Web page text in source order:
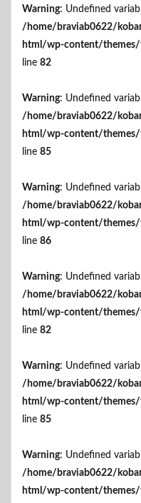
Warning: Undefined
/home/braviab0622/
html/wp-content/
line 82
Warning: Undefined
/home/braviab0622/
html/wp-content/
line 85
Warning: Undefined
/home/braviab0622/
html/wp-content/
line 86
Warning: Undefined
/home/braviab0622/
html/wp-content/
line 82
Warning: Undefined
/home/braviab0622/
html/wp-content/
line 85
Warning: Undefined
/home/braviab0622/
html/wp-content/